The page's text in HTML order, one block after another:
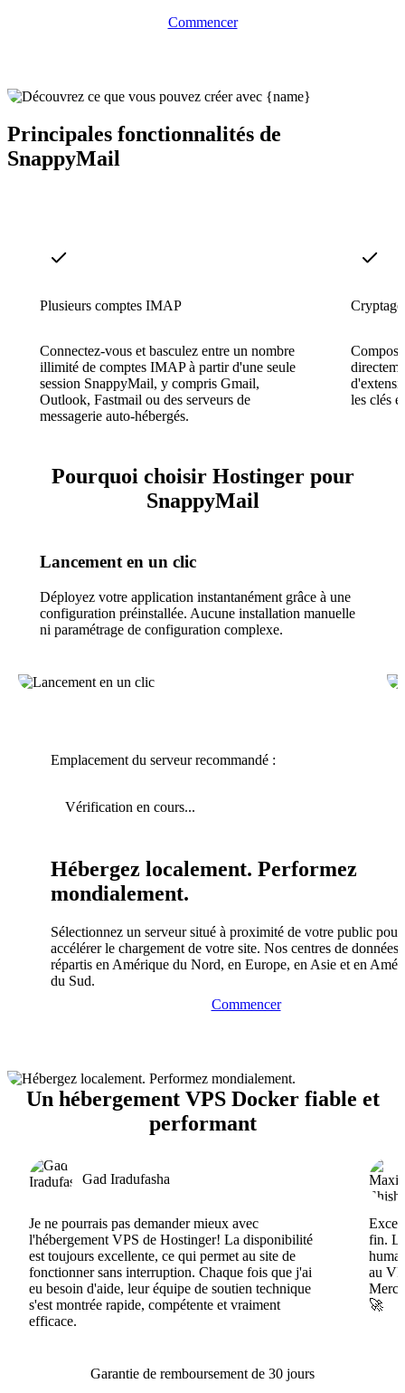
Commencer
Principales fonctionnalités de
SnappyMail
Plusieurs comptes IMAP
Connectez-vous et basculez entre un nombre
illimité de comptes IMAP à partir d'une seule
session SnappyMail, y compris Gmail,
Outlook, Fastmail ou des serveurs de
messagerie auto-hébergés.
les clés
Pourquoi choisir Hostinger pour
SnappyMail
Lancement en un clic
Déployez votre application instantanément grâce à une
configuration préinstallée. Aucune installation manuelle
ni paramétrage de configuration complexe.
Emplacement du serveur recommandé :
Vérification en cours...
Hébergez localement. Performez
mondialement.
Sélectionnez un serveur situé à proximité de votre public pour
accélérer le chargement de votre site. Nos centres de données
répartis en Amérique du Nord, en Europe, en Asie et en
du Sud.
Commencer
Un hébergement VPS Docker fiable et
performant
Gad Iradufasha
Je ne pourrais pas demander mieux avec
l'hébergement VPS de Hostinger! La disponibilité
est toujours excellente, ce qui permet au site de
fonctionner sans interruption. Chaque fois que j'ai
eu besoin d'aide, leur équipe de soutien technique
s'est montrée rapide, compétente et vraiment
efficace.
fin.
au
Merci
🚀
Garantie de remboursement de 30 jours